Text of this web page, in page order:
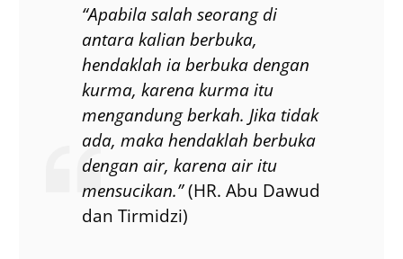
“Apabila salah seorang di
antara kalian berbuka,
hendaklah ia berbuka dengan
kurma, karena kurma itu
mengandung berkah. Jika tidak
ada, maka hendaklah berbuka
dengan air, karena air itu
mensucikan.”(HR. Abu Dawud
dan Tirmidzi)